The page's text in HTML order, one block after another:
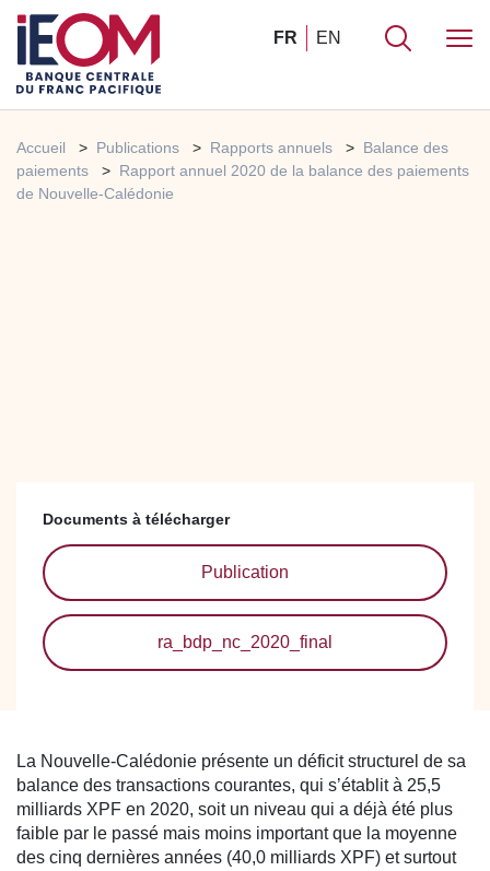
FR EN
Accueil Publications Rapports annuels
Balance des
paiements
Rapport annuel 2020 de la balance des paiements
de Nouvelle-Calédonie
Documents à télécharger
Publication
ra_bdp_nc_2020_final
La Nouvelle-Calédonie présente un déficit structurel de sa
balance des transactions courantes, qui s’établit à 25,5
milliards XPF en 2020, soit un niveau qui a déjà été plus
faible par le passé mais moins important que la moyenne
des cinq dernières années (40,0 milliards XPF) et surtout